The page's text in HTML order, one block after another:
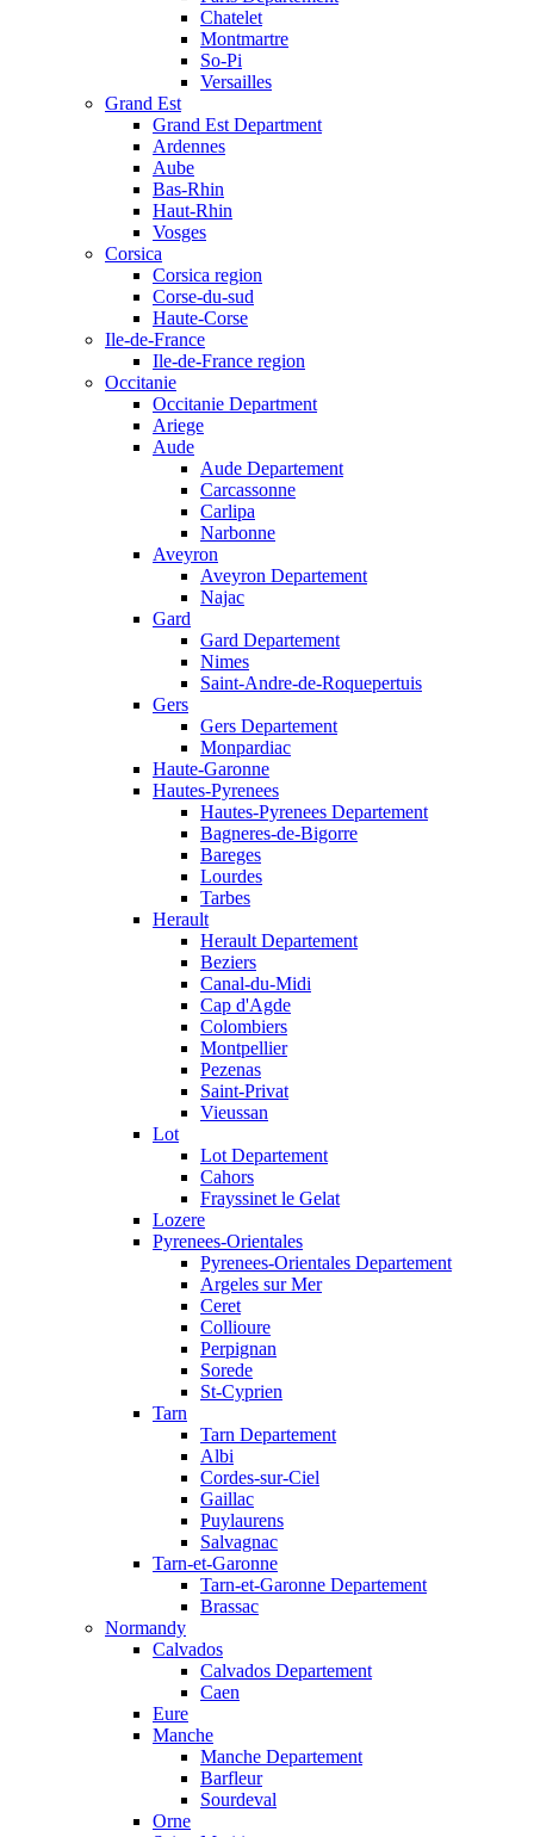
Chatelet
Montmartre
So-Pi
Versailles
Grand Est
Grand Est Department
Ardennes
Aube
Bas-Rhin
Haut-Rhin
Vosges
Corsica
Corsica region
Corse-du-sud
Haute-Corse
Ile-de-France
Ile-de-France region
Occitanie
Occitanie Department
Ariege
Aude
Aude Departement
Carcassonne
Carlipa
Narbonne
Aveyron
Aveyron Departement
Najac
Gard
Gard Departement
Nimes
Saint-Andre-de-Roquepertuis
Gers
Gers Departement
Monpardiac
Haute-Garonne
Hautes-Pyrenees
Hautes-Pyrenees Departement
Bagneres-de-Bigorre
Bareges
Lourdes
Tarbes
Herault
Herault Departement
Beziers
Canal-du-Midi
Cap d'Agde
Colombiers
Montpellier
Pezenas
Saint-Privat
Vieussan
Lot
Lot Departement
Cahors
Frayssinet le Gelat
Lozere
Pyrenees-Orientales
Pyrenees-Orientales Departement
Argeles sur Mer
Ceret
Collioure
Perpignan
Sorede
St-Cyprien
Tarn
Tarn Departement
Albi
Cordes-sur-Ciel
Gaillac
Puylaurens
Salvagnac
Tarn-et-Garonne
Tarn-et-Garonne Departement
Brassac
Normandy
Calvados
Calvados Departement
Caen
Eure
Manche
Manche Departement
Barfleur
Sourdeval
Orne